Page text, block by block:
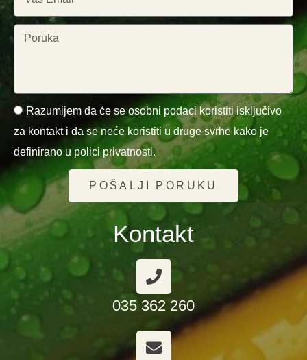
Razumijem da će se osobni podaci koristiti isključivo
za kontakt i da se neće koristiti u druge svrhe kako je
definirano u polici privatnosti.
POŠALJI PORUKU
Kontakt
035 362 260